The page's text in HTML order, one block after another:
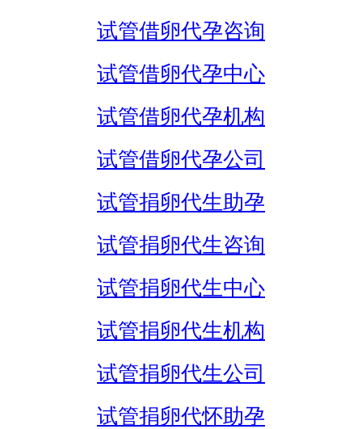
试管借卵代孕咨询
试管借卵代孕中心
试管借卵代孕机构
试管借卵代孕公司
试管捐卵代生助孕
试管捐卵代生咨询
试管捐卵代生中心
试管捐卵代生机构
试管捐卵代生公司
试管捐卵代怀助孕